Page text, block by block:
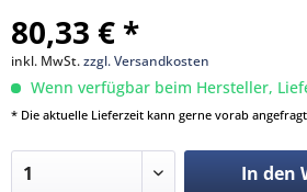
80,33 € *
inkl. MwSt.zzgl. Versandkosten
Wenn verfügbar beim Hersteller,
* Die aktuelle Lieferzeit kann gerne vorab
In den